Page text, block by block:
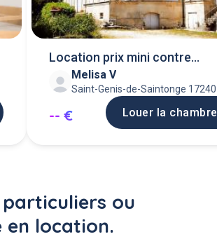
Location prix mini contre
serviceMelisa V
Saint-Genis-de-Saintonge 17240
-- € Louer la chambre
ou
en location.